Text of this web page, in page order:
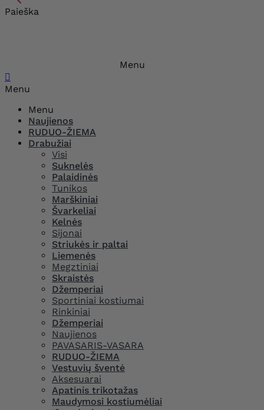
Paieška
Menu

Menu
Menu
Naujienos
RUDUO-ŽIEMA
Drabužiai
Visi
Suknelės
Palaidinės
Tunikos
Marškiniai
Švarkeliai
Kelnės
Sijonai
Striukės ir paltai
Liemenės
Megztiniai
Skraistės
Džemperiai
Sportiniai kostiumai
Rinkiniai
Džemperiai
Naujienos
PAVASARIS-VASARA
RUDUO-ŽIEMA
Vestuvių šventė
Aksesuarai
Apatinis trikotažas
Maudymosi kostiumėliai